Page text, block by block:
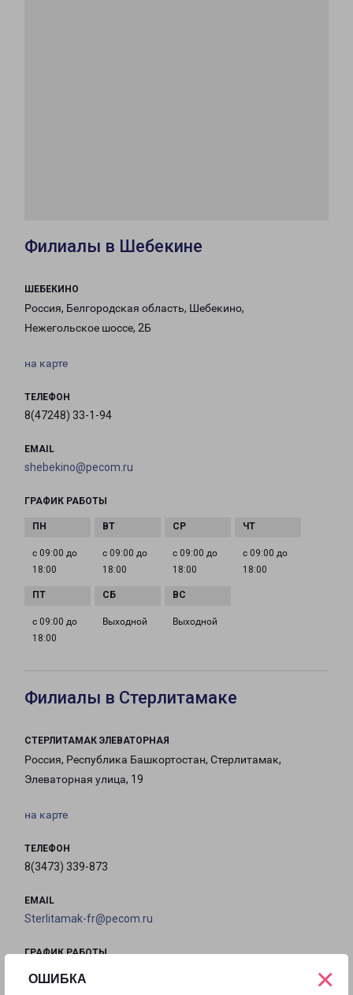
ОШИБКА ×
Филиалы в Шебекине
ШЕБЕКИНО
Россия, Белгородская область, Шебекино,
Нежегольское шоссе, 2Б
на карте
ТЕЛЕФОН
8(47248) 33-1-94
EMAIL
shebekino@pecom.ru
ГРАФИК РАБОТЫ
с 09:00 до
18:00
с 09:00 до
18:00
с 09:00 до
18:00
с 09:00 до
18:00
с 09:00 до
18:00
Выходной Выходной
Филиалы в Стерлитамаке
СТЕРЛИТАМАК ЭЛЕВАТОРНАЯ
Россия, Республика Башкортостан, Стерлитамак,
Элеваторная улица, 19
на карте
ТЕЛЕФОН
8(3473) 339-873
EMAIL
Sterlitamak-fr@pecom.ru
ГРАФИК РАБОТЫ